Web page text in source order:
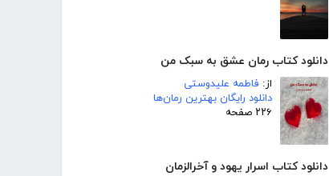
دانلود کتاب رمان عشق به سبک من
از: فاطمه علیدوستی
دانلود رایگان بهترین رمان‌ها
۲۲۶ صفحه
دانلود کتاب اسرار یهود و آخرالزمان